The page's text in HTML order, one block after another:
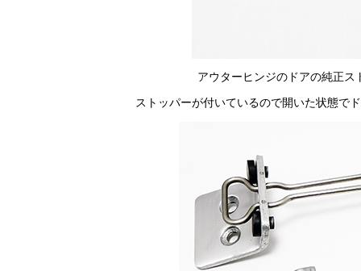
アウターヒンジのドアの純正
ストッパーが付いているので開いた状態で